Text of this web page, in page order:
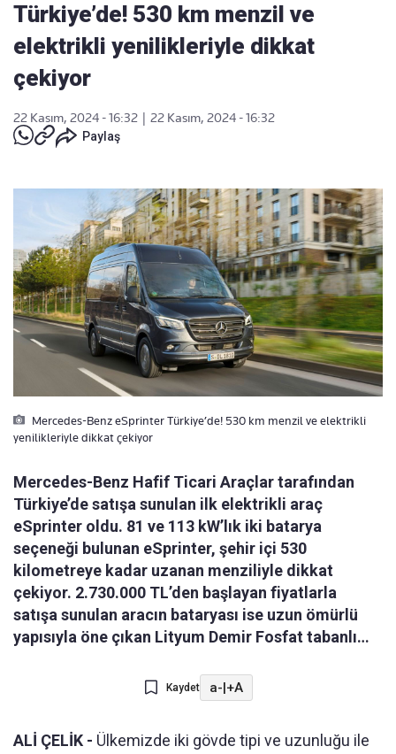
Türkiye’de! 530 km menzil ve
elektrikli yenilikleriyle dikkat
çekiyor
22 Kasım, 2024 - 16:32
22 Kasım, 2024 - 16:32
Paylaş
Mercedes-Benz eSprinter Türkiye’de! 530 km menzil ve elektrikli
yenilikleriyle dikkat çekiyor
Mercedes-Benz Hafif Ticari Araçlar tarafından
Türkiye’de satışa sunulan ilk elektrikli araç
eSprinter oldu. 81 ve 113 kW’lık iki batarya
seçeneği bulunan eSprinter, şehir içi 530
kilometreye kadar uzanan menziliyle dikkat
çekiyor. 2.730.000 TL’den başlayan fiyatlarla
satışa sunulan aracın bataryası ise uzun ömürlü
yapısıyla öne çıkan Lityum Demir Fosfat tabanlı…
Kaydet a-|+A
ALİ ÇELİK - Ülkemizde iki gövde tipi ve uzunluğu ile